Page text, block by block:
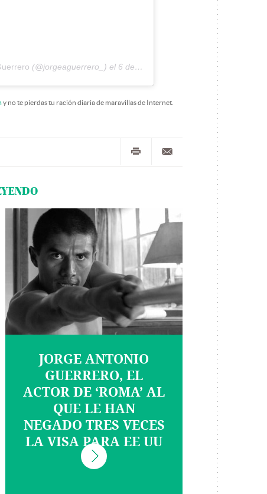
(@jorgeaguerrero_) el 6 de Nov de 2018 a las 7:11 PST
y no te pierdas tu ración diaria de maravillas de Internet.
JORGE ANTONIO
GUERRERO, EL
ACTOR DE ‘ROMA’ AL
QUE LE HAN
NEGADO TRES VECES
LA VISA PARA EE UU